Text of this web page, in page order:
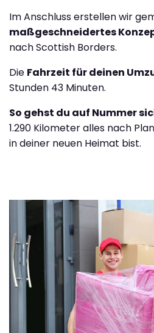
Im Anschluss erstellen wir
maßgeschneidertes
nach Scottish Borders.
Die Fahrzeit für deinen
Stunden 43 Minuten.
So gehst du auf Nummer
1.290 Kilometer alles nach
in deiner neuen Heimat bist.